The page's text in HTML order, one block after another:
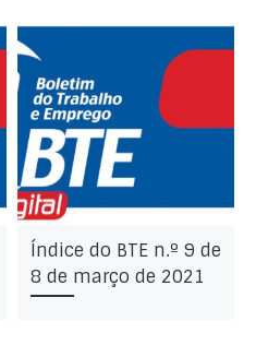
Índice do BTE n.º 9 de
8 de março de 2021